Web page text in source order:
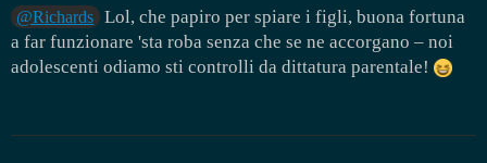
@Richards Lol, che papiro per spiare i figli, buona fortuna
a far funzionare 'sta roba senza che se ne accorgano – noi
adolescenti odiamo sti controlli da dittatura parentale!